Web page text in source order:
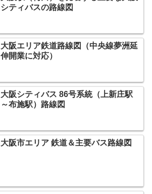
シティバスの路線図
大阪エリア鉄道路線図（中央線夢洲延
伸開業に対応）
大阪シティバス 86号系統（上新庄駅
～布施駅）路線図
大阪市エリア 鉄道＆主要バス路線図